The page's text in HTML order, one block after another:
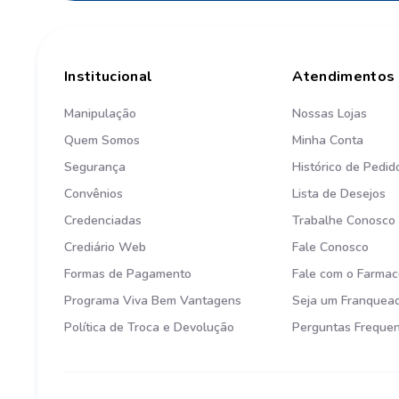
Institucional
Manipulação
Quem Somos
Segurança
Convênios
Credenciadas
Crediário Web
Formas de Pagamento
Programa Viva Bem Vantagens
Política de Troca e Devolução
Atendimentos
Nossas Lojas
Minha Conta
Histórico de
Lista de Desejos
Trabalhe Conosco
Fale Conosco
Fale com o
Seja um
Perguntas